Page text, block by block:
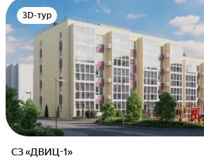
3D-тур
СЗ «ДВИЦ-1»